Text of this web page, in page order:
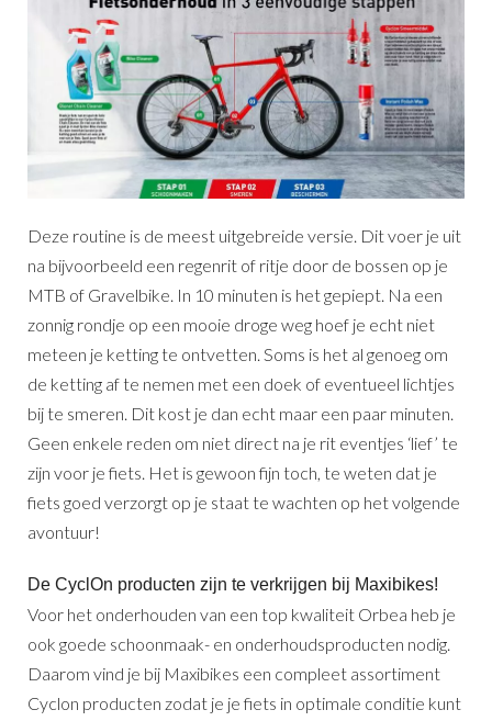
Deze routine is de meest uitgebreide versie. Dit voer je uit
na bijvoorbeeld een regenrit of ritje door de bossen op je
MTB of Gravelbike. In 10 minuten is het gepiept. Na een
zonnig rondje op een mooie droge weg hoef je echt niet
meteen je ketting te ontvetten. Soms is het al genoeg om
de ketting af te nemen met een doek of eventueel lichtjes
bij te smeren. Dit kost je dan echt maar een paar minuten.
Geen enkele reden om niet direct na je rit eventjes ‘lief’ te
zijn voor je fiets. Het is gewoon fijn toch, te weten dat je
fiets goed verzorgt op je staat te wachten op het volgende
avontuur!
De CyclOn producten zijn te verkrijgen bij Maxibikes!
Voor het onderhouden van een top kwaliteit Orbea heb je
ook goede schoonmaak- en onderhoudsproducten nodig.
Daarom vind je bij Maxibikes een compleet assortiment
Cyclon producten zodat je je fiets in optimale conditie kunt